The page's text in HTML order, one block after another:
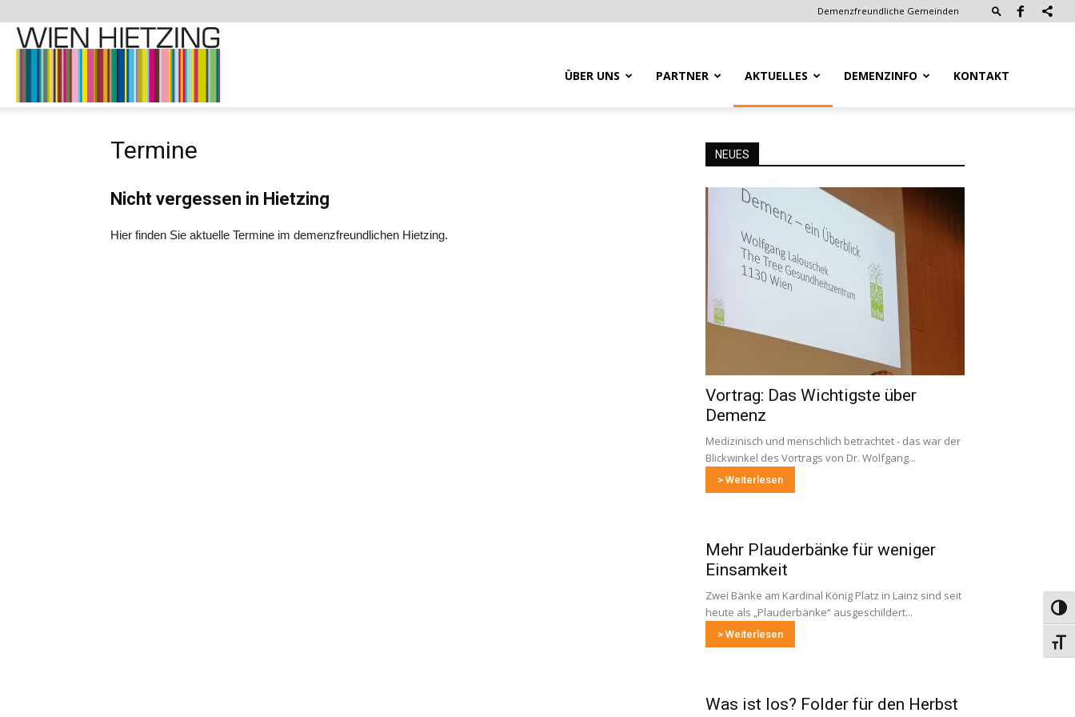
Demenzfreundliche Gemeinden
–
ÜBER UNS PARTNER AKTUELLES DEMENZINFO KONTAKT
Termine
Nicht vergessen in Hietzing
Hier finden Sie aktuelle Termine im demenzfreundlichen Hietzing.
NEUES
Vortrag: Das Wichtigste über
Demenz
Medizinisch und menschlich betrachtet - das war der
Blickwinkel des Vortrags von Dr. Wolfgang...
> Weiterlesen
Mehr Plauderbänke für weniger
Einsamkeit
Zwei Bänke am Kardinal König Platz in Lainz sind seit
heute als „Plauderbänke“ ausgeschildert...
> Weiterlesen
Was ist los? Folder für den Herbst